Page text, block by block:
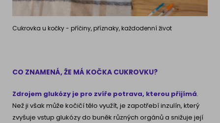
Cukrovka u kočky - příčiny, příznaky, každodenní život
CO ZNAMENÁ, ŽE MÁ KOČKA CUKROVKU?
Zdrojem glukózy je pro zvíře potrava, kterou přijímá.
Než ji však může kočičí tělo využít, je zapotřebí inzulín, který
zvyšuje vstup glukózy do buněk různých orgánů a snižuje její